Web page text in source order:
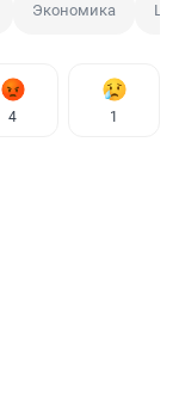
Экономика ЦБ
4 1